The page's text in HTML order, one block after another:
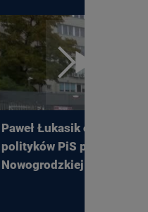
Paweł Łukasik o spotkaniu
polityków PiS przy
Nowogrodzkiej